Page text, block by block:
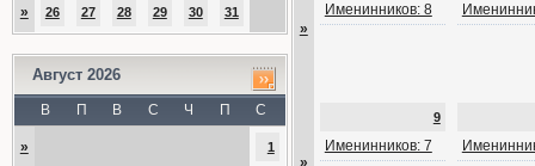
» 26 27 28 29 30 31
Август 2026
В П В С Ч П С
» 1
»
Именинников: 8
»
9
Именинников: 7